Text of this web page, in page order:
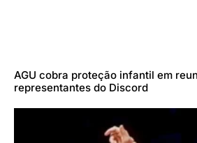
AGU cobra proteção infantil em
representantes do Discord